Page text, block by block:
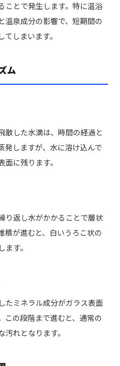
ことで発生します。特に温浴
温泉成分の影響で、短期間の
しまいます。
ム
散した水滴は、時間の経過と
発しますが、水に溶け込んで
に残ります。
り返し水がかかることで層状
積が進むと、白いうろこ状の
す。
たミネラル成分がガラス表面
この段階まで進むと、通常の
れとなります。